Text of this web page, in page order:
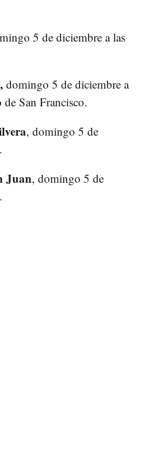
5 de diciembre a las
domingo 5 de diciembre a
San Francisco.
, domingo 5 de
Juan, domingo 5 de